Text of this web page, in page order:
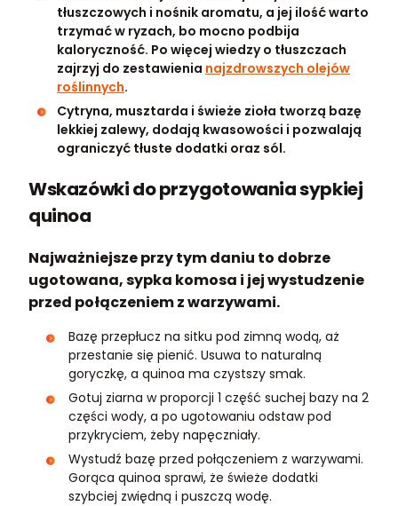
tłuszczowych i nośnik aromatu, a jej ilość warto
trzymać w ryzach, bo mocno podbija
kaloryczność. Po więcej wiedzy o tłuszczach
zajrzyj do zestawienia najzdrowszych olejów
roślinnych.
Cytryna, musztarda i świeże zioła tworzą bazę
lekkiej zalewy, dodają kwasowości i pozwalają
ograniczyć tłuste dodatki oraz sól.
Wskazówki do przygotowania sypkiej
quinoa
Najważniejsze przy tym daniu to dobrze
ugotowana, sypka komosa i jej wystudzenie
przed połączeniem z warzywami.
Bazę przepłucz na sitku pod zimną wodą, aż
przestanie się pienić. Usuwa to naturalną
goryczkę, a quinoa ma czystszy smak.
Gotuj ziarna w proporcji 1 część suchej bazy na 2
części wody, a po ugotowaniu odstaw pod
przykryciem, żeby napęczniały.
Wystudź bazę przed połączeniem z warzywami.
Gorąca quinoa sprawi, że świeże dodatki
szybciej zwiędną i puszczą wodę.